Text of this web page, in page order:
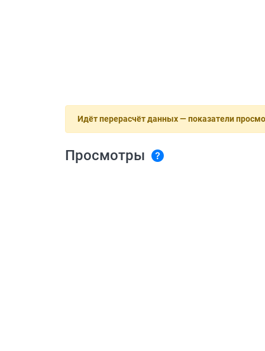
Идёт перерасчёт данных — показатели
Просмотры